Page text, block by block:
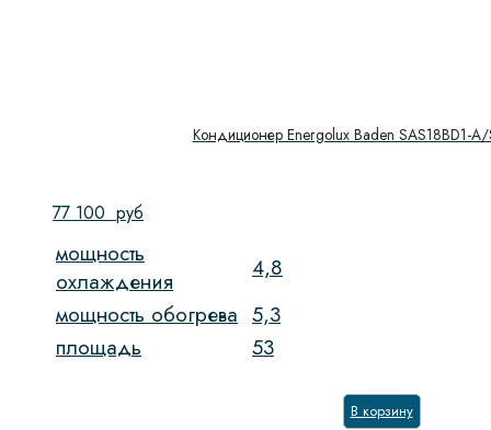
Кондиционер Energolux Baden SAS18BD1-A/
77 100 руб
мощность
охлаждения
4,8
мощность обогрева 5,3
площадь
53
В корзину